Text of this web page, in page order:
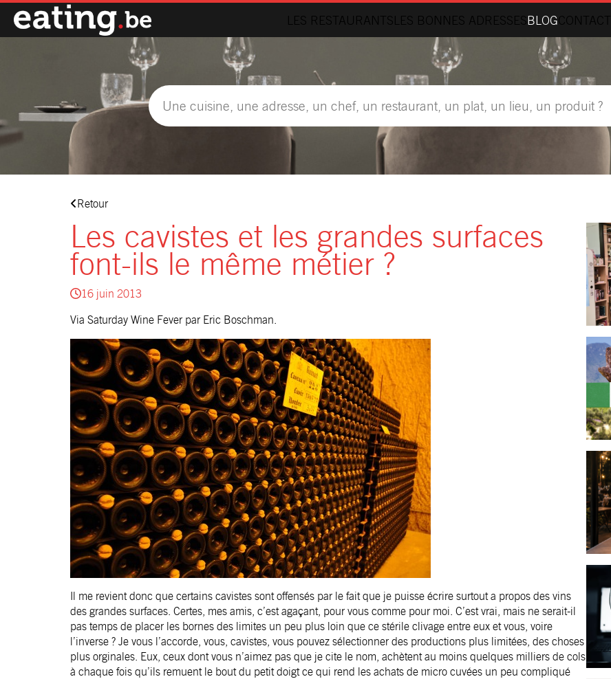
LES RESTAURANTSLES BONNES ADRESSESBLOGCONTACT
Retour
Les cavistes et les grandes surfaces
font-ils le même métier ?
16 juin 2013
Via Saturday Wine Fever par Eric Boschman
Il me revient donc que certains cavistes sont offensés par le fait que je puisse écrire surtout a propos des vins
des grandes surfaces. Certes, mes amis, c’est agaçant, pour vous comme pour moi. C’est vrai, mais ne serait-il
pas temps de placer les bornes des limites un peu plus loin que ce stérile clivage entre eux et vous, voire
l’inverse ? Je vous l’accorde, vous, cavistes, vous pouvez sélectionner des productions plus limitées, des choses
plus orginales. Eux, ceux dont vous n’aimez pas que je cite le nom, achètent au moins quelques milliers de cols
à chaque fois qu’ils remuent le bout du petit doigt ce qui rend les achats de micro cuvées un peu compliqué